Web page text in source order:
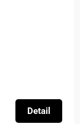
Detail